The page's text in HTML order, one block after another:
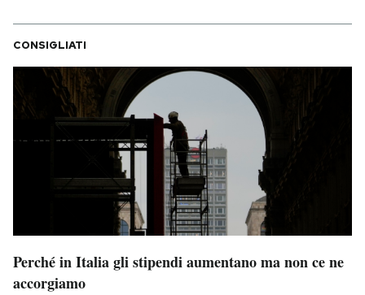
CONSIGLIATI
Perché in Italia gli stipendi aumentano ma non ce ne
accorgiamo